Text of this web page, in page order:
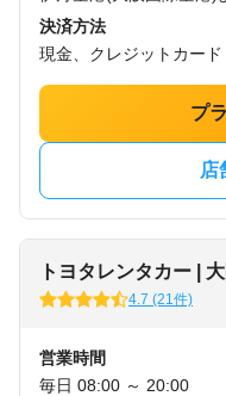
決済方法
現金、クレジットカード
プ
店
トヨタレンタカー |
4.7 (21件)
営業時間
毎日 08:00 ～ 20:00